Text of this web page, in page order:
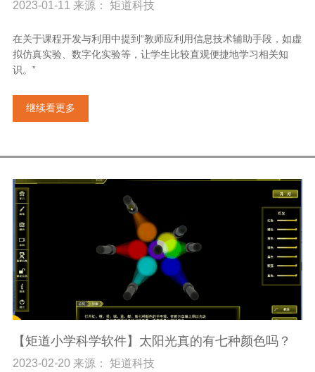
2023-01-11 来源： 矩道科技
在关于课程开发与利用中提到“教师应利用信息技术辅助手段，如虚
拟仿真实验、数字化实验等，让学生比较直观便捷地学习相关知
识。”
继续看更多
【矩道小学科学软件】太阳光真的有七种颜色吗？
2023-02-20 来源： 矩道科技